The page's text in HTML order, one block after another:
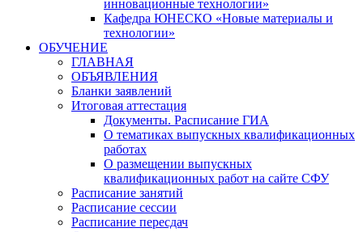
инновационные технологии»
Кафедра ЮНЕСКО «Новые материалы и
технологии»
ОБУЧЕНИЕ
ГЛАВНАЯ
ОБЪЯВЛЕНИЯ
Бланки заявлений
Итоговая аттестация
Документы. Расписание ГИА
О тематиках выпускных квалификационных
работах
О размещении выпускных
квалификационных работ на сайте СФУ
Расписание занятий
Расписание сессии
Расписание пересдач